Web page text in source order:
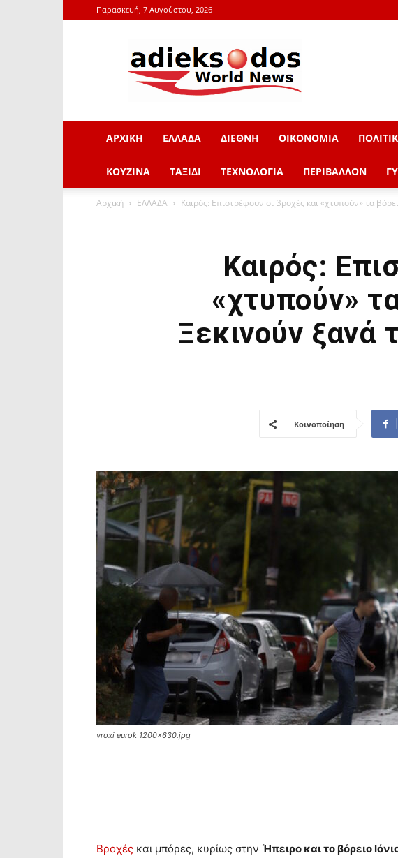
Παρασκευή, 7 Αυγούστου, 2026
adieksodos.gr
ΑΡΧΙΚΗ ΕΛΛΑΔΑ ΔΙΕΘΝΗ ΟΙΚΟΝΟΜΙΑ
ΚΟΥΖΙΝΑ ΤΑΞΙΔΙ ΤΕΧΝΟΛΟΓΙΑ ΠΕΡΙΒΑΛΛΟΝ
Αρχική ΕΛΛΑΔΑ Καιρός: Επιστρέφουν οι βροχές και «χτυπούν» τα
Καιρός:
«χτυπούν»
Ξεκινούν ξανά
Κοινοποίηση
vroxi eurok 1200x630.jpg
Βροχές και μπόρες, κυρίως στην Ήπειρο και το βόρειο